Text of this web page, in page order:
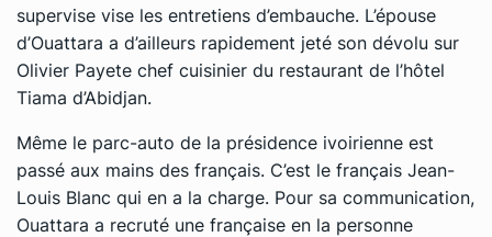
supervise vise les entretiens d’embauche. L’épouse
d’Ouattara a d’ailleurs rapidement jeté son dévolu sur
Olivier Payete chef cuisinier du restaurant de l’hôtel
Tiama d’Abidjan.
Même le parc-auto de la présidence ivoirienne est
passé aux mains des français. C’est le français Jean-
Louis Blanc qui en a la charge. Pour sa communication,
Ouattara a recruté une française en la personne